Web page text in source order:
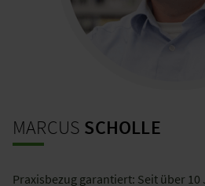
MARCUS SCHOLLE
Praxisbezug garantiert: Seit über